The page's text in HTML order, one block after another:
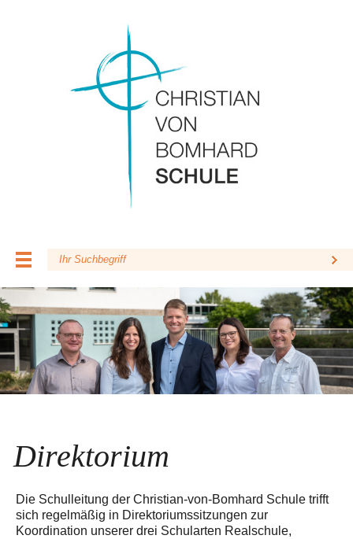
Direktorium
Die Schulleitung der Christian-von-Bomhard Schule trifft
sich regelmäßig in Direktoriumssitzungen zur
Koordination unserer drei Schularten Realschule,